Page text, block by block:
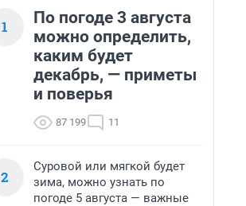
1
По погоде 3 августа
можно определить,
каким будет
декабрь, — приметы
и поверья
87 199 11
2
Суровой или мягкой будет
зима, можно узнать по
погоде 5 августа — важные